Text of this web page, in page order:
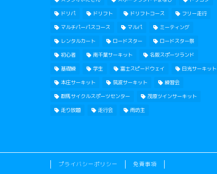
ドリパ
ドリフト ドリフトコース
フリー走行
マルチパーパスコース
マルパ
ミーティング
レンタルカート
ロードスター
ロードスター祭
初心者
南千葉サーキット
名阪スポーツランド
基礎練
学生 富士スピードウェイ
日光サーキット
本庄サーキット
筑波サーキット
練習会
群馬サイクルスポーツセンター
茂原ツインサーキット
走り放題
走行会 雨坊主
プライバシーポリシー 免責事項